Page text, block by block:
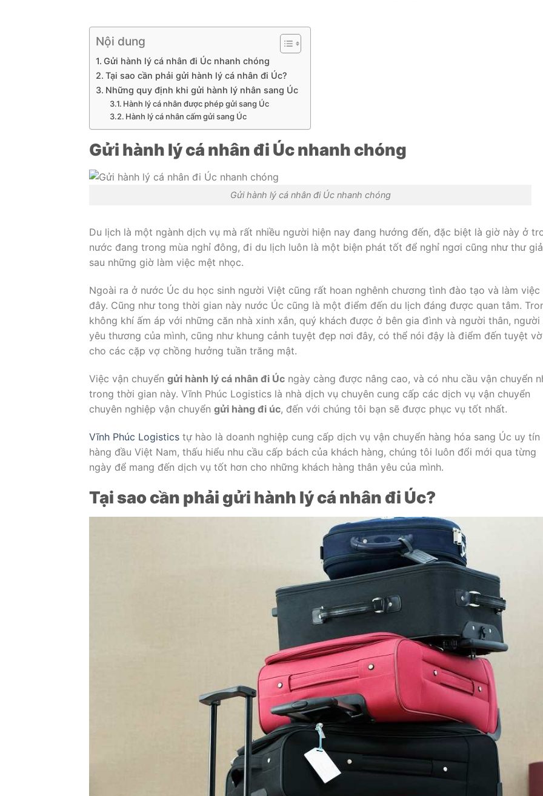
Nội dung
Gửi hành lý cá nhân đi Úc nhanh chóng
Tại sao cần phải gửi hành lý cá nhân đi Úc?
Những quy định khi gửi hành lý nhân sang Úc
Hành lý cá nhân được phép gửi sang Úc
Hành lý cá nhân cấm gửi sang Úc
Gửi hành lý cá nhân đi Úc nhanh chóng
Gửi hành lý cá nhân đi Úc nhanh chóng
Du lịch là một ngành dịch vụ mà rất nhiều người hiện nay đang hướng đến, đặc biệt là giờ này ở
nước đang trong mùa nghỉ đông, đi du lịch luôn là một biện phát tốt để nghỉ ngơi cũng như thư
sau những giờ làm việc mệt nhọc.
Ngoài ra ở nước Úc du học sinh người Việt cũng rất hoan nghênh chương tình đào tạo và làm việc
đây. Cũng như tong thời gian này nước Úc cũng là một điểm đến du lịch đáng được quan tâm.
không khí ấm áp với những căn nhà xinh xắn, quý khách được ở bên gia đình và người thân, người
yêu thương của mình, cũng như khung cảnh tuyệt đẹp nơi đây, có thể nói đậy là điểm đến tuyệt
cho các cặp vợ chồng hưởng tuần trăng mật.
Việc vận chuyển gửi hành lý cá nhân đi Úc ngày càng được nâng cao, và có nhu cầu vận chuyển
trong thời gian này. Vĩnh Phúc Logistics là nhà dịch vụ chuyên cung cấp các dịch vụ vận chuyển
chuyên nghiệp vận chuyển gửi hàng đi úc, đến với chúng tôi bạn sẽ được phục vụ tốt nhất.
Vĩnh Phúc Logistics tự hào là doanh nghiệp cung cấp dịch vụ vận chuyển hàng hóa sang Úc uy tín
hàng đầu Việt Nam, thấu hiểu nhu cầu cấp bách của khách hàng, chúng tôi luôn đổi mới qua từng
ngày để mang đến dịch vụ tốt hơn cho những khách hàng thân yêu của mình.
Tại sao cần phải gửi hành lý cá nhân đi Úc?